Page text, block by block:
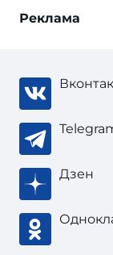
Реклама
Дзен